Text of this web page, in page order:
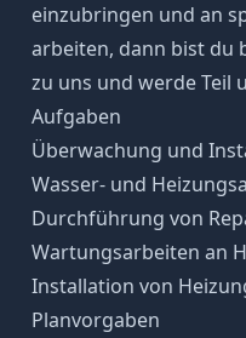
einzubringen und an
arbeiten, dann bist du
zu uns und werde Teil
Aufgaben
Überwachung und
Wasser- und
Durchführung von
Wartungsarbeiten an
Installation von
Planvorgaben